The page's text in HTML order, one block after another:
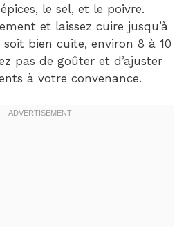
le sel, et le poivre.
et laissez cuire jusqu’à
bien cuite, environ 8 à 10
pas de goûter et d’ajuster
à votre convenance.